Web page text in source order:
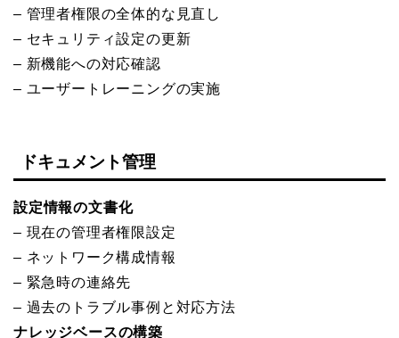
– 管理者権限の全体的な見直し
– セキュリティ設定の更新
– 新機能への対応確認
– ユーザートレーニングの実施
ドキュメント管理
設定情報の文書化
– 現在の管理者権限設定
– ネットワーク構成情報
– 緊急時の連絡先
– 過去のトラブル事例と対応方法
ナレッジベースの構築